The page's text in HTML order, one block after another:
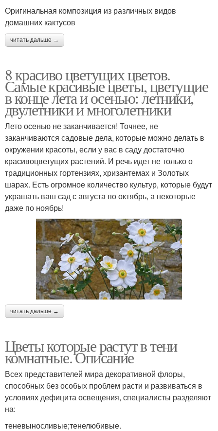
Оригинальная композиция из различных видов
домашних кактусов
читать дальше →
8 красиво цветущих цветов.
Самые красивые цветы, цветущие
в конце лета и осенью: летники,
двулетники и многолетники
Лето осенью не заканчивается! Точнее, не
заканчиваются садовые дела, которые можно делать в
окружении красоты, если у вас в саду достаточно
красивоцветущих растений. И речь идет не только о
традиционных гортензиях, хризантемах и Золотых
шарах. Есть огромное количество культур, которые будут
украшать ваш сад с августа по октябрь, а некоторые
даже по ноябрь!
читать дальше →
Цветы которые растут в тени
комнатные. Описание
Всех представителей мира декоративной флоры,
способных без особых проблем расти и развиваться в
условиях дефицита освещения, специалисты разделяют
на:
теневыносливые;тенелюбивые.